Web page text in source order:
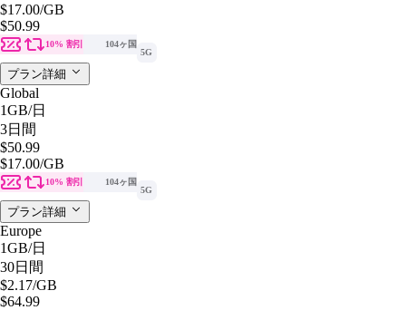
$17.00/GB
$50.99
10% 割引
104ヶ国
5G
プラン詳細
Global
1GB/日
3日間
$50.99
$17.00/GB
10% 割引
104ヶ国
5G
プラン詳細
Europe
1GB/日
30日間
$2.17/GB
$64.99